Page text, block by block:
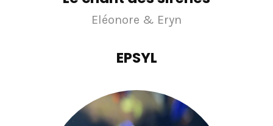
Eléonore & Eryn
EPSYL